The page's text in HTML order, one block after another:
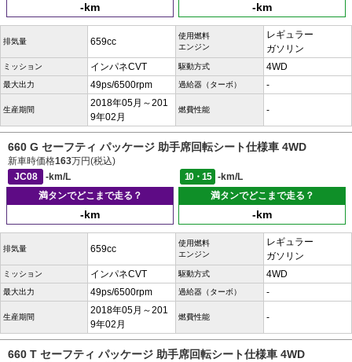
-km -km
排気量 659cc
使用燃料
エンジン
レギュラー
ガソリン
ミッション インパネCVT 駆動方式 4WD
最大出力 49ps/6500rpm 過給器（ターボ） -
生産期間
2018年05月～201
9年02月
燃費性能 -
660 G セーフティ パッケージ 助手席回転シート仕様車 4WD
新車時価格163万円(税込)
JC08
-km/L 10・15
-km/L
満タンでどこまで走る？
-km
満タンでどこまで走る？
-km
排気量 659cc
使用燃料
エンジン
レギュラー
ガソリン
ミッション インパネCVT 駆動方式 4WD
最大出力 49ps/6500rpm 過給器（ターボ） -
生産期間
2018年05月～201
9年02月
燃費性能 -
660 T セーフティ パッケージ 助手席回転シート仕様車 4WD